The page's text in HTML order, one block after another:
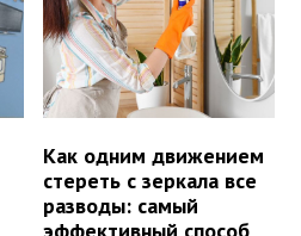
Как одним движением
стереть с зеркала все
разводы: самый